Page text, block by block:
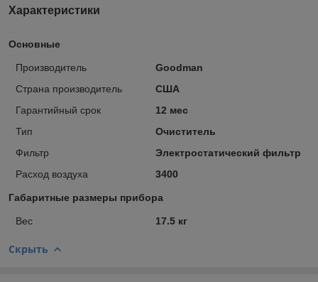
Характеристики
Основные
Производитель
Goodman
Страна производитель
США
Гарантийный срок
12 мес
Тип
Очиститель
Фильтр
Электростатический фильтр
Расход воздуха
3400
Габаритные размеры прибора
Вес 17.5 кг
Скрыть